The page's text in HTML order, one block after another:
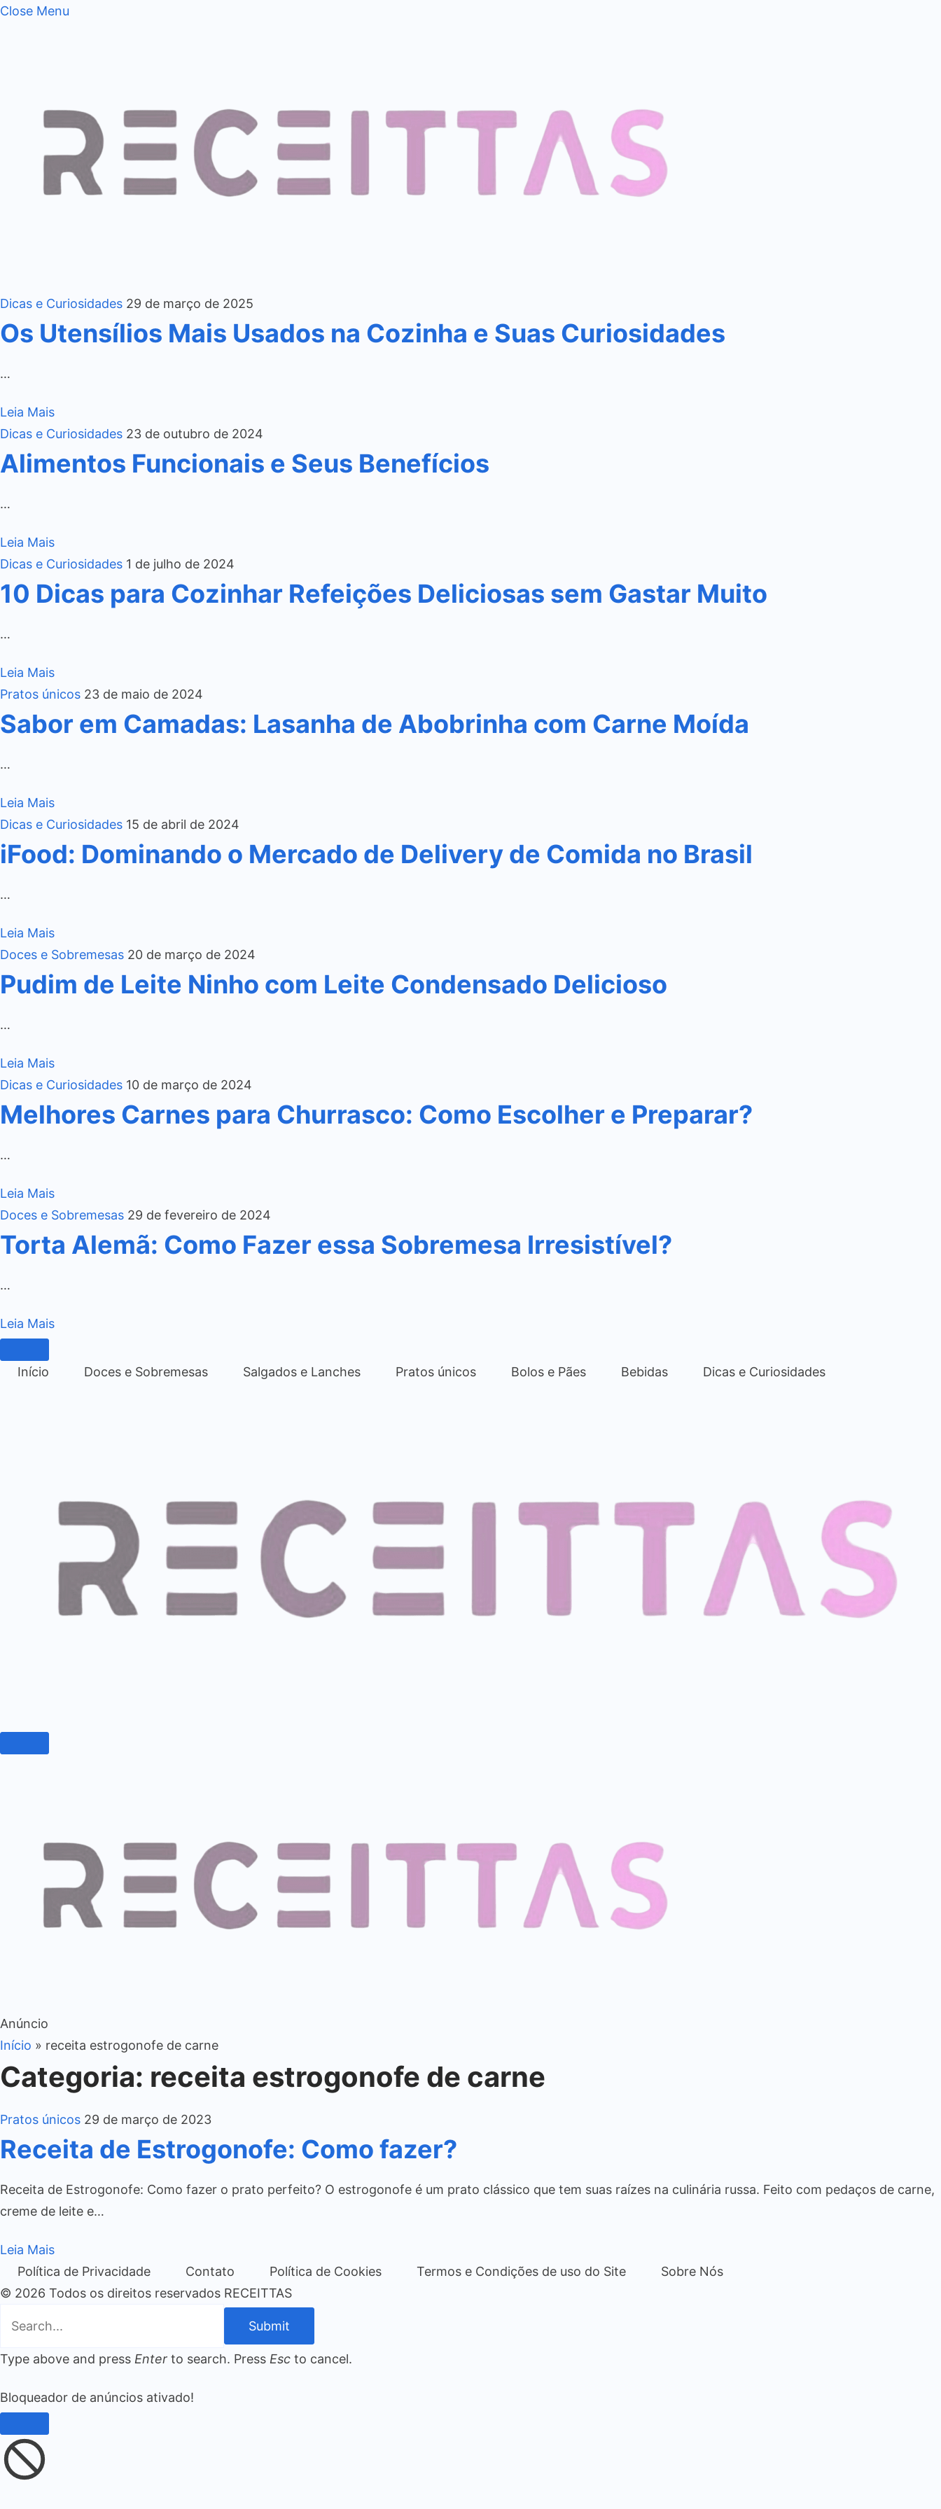
Close Menu
Dicas e Curiosidades 29 de março de 2025
Os Utensílios Mais Usados na Cozinha e Suas Curiosidades
…
Leia Mais
Dicas e Curiosidades 23 de outubro de 2024
Alimentos Funcionais e Seus Benefícios
…
Leia Mais
Dicas e Curiosidades 1 de julho de 2024
10 Dicas para Cozinhar Refeições Deliciosas sem Gastar Muito
…
Leia Mais
Pratos únicos 23 de maio de 2024
Sabor em Camadas: Lasanha de Abobrinha com Carne Moída
…
Leia Mais
Dicas e Curiosidades 15 de abril de 2024
iFood: Dominando o Mercado de Delivery de Comida no Brasil
…
Leia Mais
Doces e Sobremesas 20 de março de 2024
Pudim de Leite Ninho com Leite Condensado Delicioso
…
Leia Mais
Dicas e Curiosidades 10 de março de 2024
Melhores Carnes para Churrasco: Como Escolher e Preparar?
…
Leia Mais
Doces e Sobremesas 29 de fevereiro de 2024
Torta Alemã: Como Fazer essa Sobremesa Irresistível?
…
Leia Mais
Início Doces e Sobremesas Salgados e Lanches Pratos únicos Bolos e Pães Bebidas Dicas e Curiosidades
Anúncio
Início » receita estrogonofe de carne
Categoria: receita estrogonofe de carne
Pratos únicos 29 de março de 2023
Receita de Estrogonofe: Como fazer?
Receita de Estrogonofe: Como fazer o prato perfeito? O estrogonofe é um prato clássico que tem suas raízes na culinária russa. Feito com pedaços de carne,
creme de leite e…
Leia Mais
Política de Privacidade
Contato Política de Cookies Termos e Condições de uso do Site
Sobre Nós
© 2026 Todos os direitos reservados RECEITTAS
Submit
Type above and press Enter to search. Press Esc to cancel.
Bloqueador de anúncios ativado!